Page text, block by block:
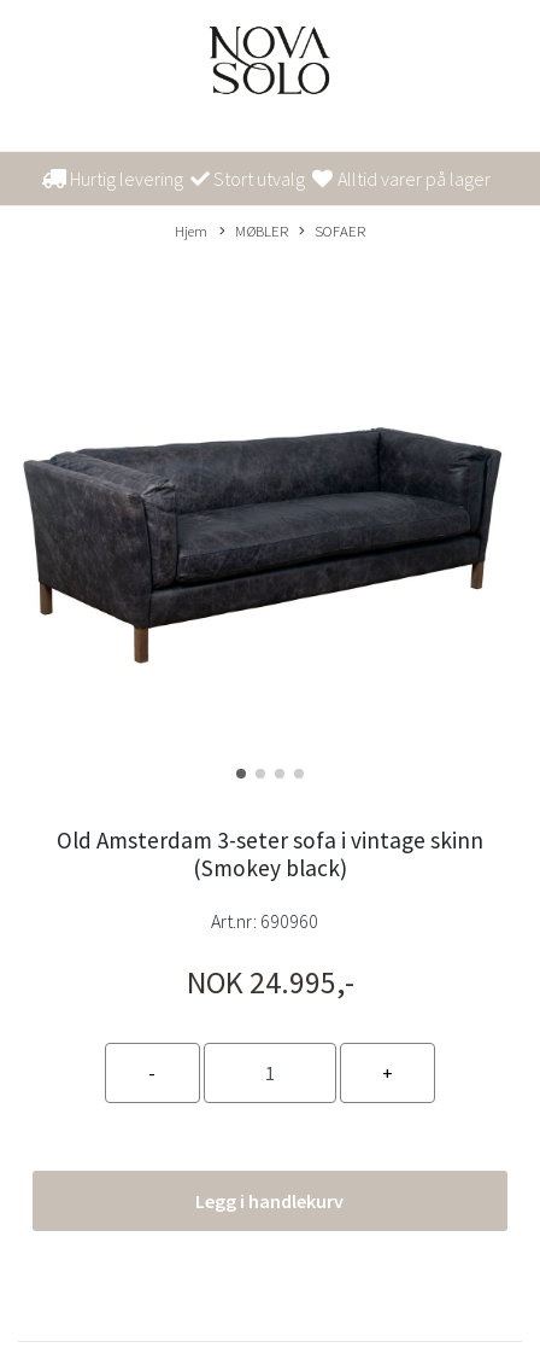
Hurtig levering Stort utvalg Alltid varer på lager
Hjem MØBLER SOFAER
Old Amsterdam 3-seter sofa i vintage skinn
(Smokey black)
Art.nr: 690960
NOK 24.995,-
Legg i handlekurv